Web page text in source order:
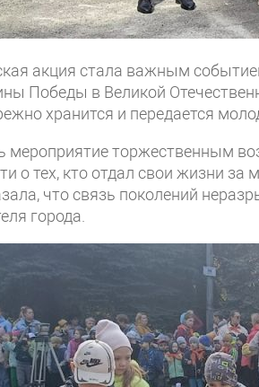
акция стала важным
Победы в Великой
хранится и передается
мероприятие торжественным
о тех, кто отдал свои жизни
что связь поколений
города.